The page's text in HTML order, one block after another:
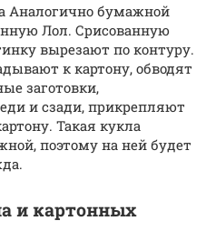
Аналогично бумажной
Лол. Срисованную
вырезают по контуру.
к картону, обводят
заготовки,
и сзади, прикрепляют
Такая кукла
поэтому на ней будет
и картонных